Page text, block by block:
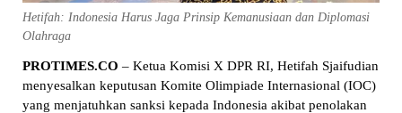
Hetifah: Indonesia Harus Jaga Prinsip Kemanusiaan dan Diplomasi
Olahraga
PROTIMES.CO – Ketua Komisi X DPR RI, Hetifah Sjaifudian
menyesalkan keputusan Komite Olimpiade Internasional (IOC)
yang menjatuhkan sanksi kepada Indonesia akibat penolakan